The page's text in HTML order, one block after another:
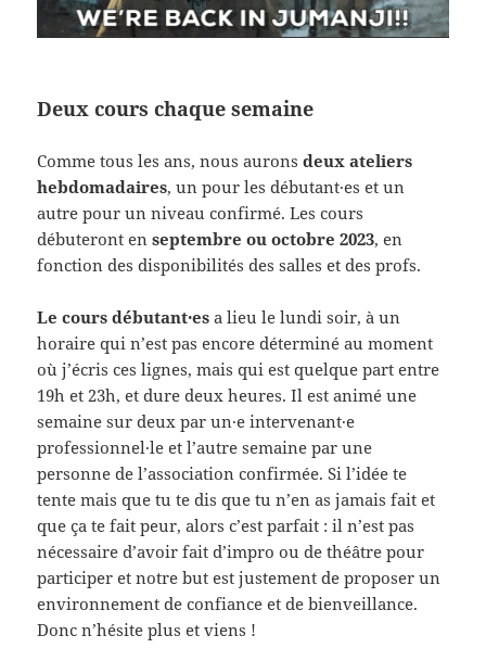
Deux cours chaque semaine
Comme tous les ans, nous auronsdeux ateliers
hebdomadaires, un pour les débutant·es et un
autre pour un niveau confirmé. Les cours
débuteront enseptembre ou octobre 2023, en
fonction des disponibilités des salles et des profs.
Le cours débutant·es a lieu le lundi soir, à un
horaire qui n’est pas encore déterminé au moment
où j’écris ces lignes, mais qui est quelque part entre
19h et 23h, et dure deux heures. Il est animé une
semaine sur deux par un·e intervenant·e
professionnel·le et l’autre semaine par une
personne de l’association confirmée. Si l’idée te
tente mais que tu te dis que tu n’en as jamais fait et
que ça te fait peur, alors c’est parfait : il n’est pas
nécessaire d’avoir fait d’impro ou de théâtre pour
participer et notre but est justement de proposer un
environnement de confiance et de bienveillance.
Donc n’hésite plus et viens !